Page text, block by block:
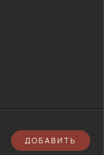
ДОБАВИТЬ